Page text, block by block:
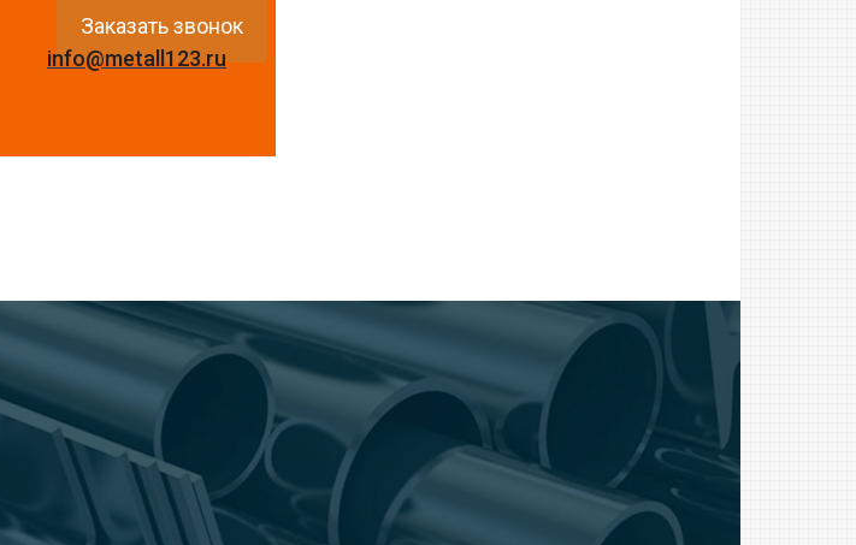
Заказать звонок
info@metall123.ru